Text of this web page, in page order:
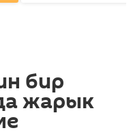
бир
жарык